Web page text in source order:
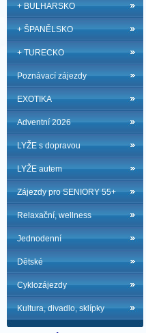
+ BULHARSKO
+ ŠPANĚLSKO
+ TURECKO
Poznávací zájezdy
EXOTIKA
Adventní 2026
LYŽE s dopravou
LYŽE autem
Zájezdy pro SENIORY 55+
Relaxační, wellness
Jednodenní
Dětské
Cyklozájezdy
Kultura, divadlo, sklípky